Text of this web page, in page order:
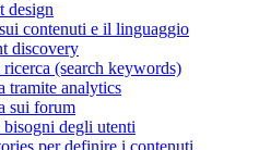
design
contenuti e il linguaggio
discovery
(search keywords)
tramite analytics
sui forum
degli utenti
per definire i contenuti